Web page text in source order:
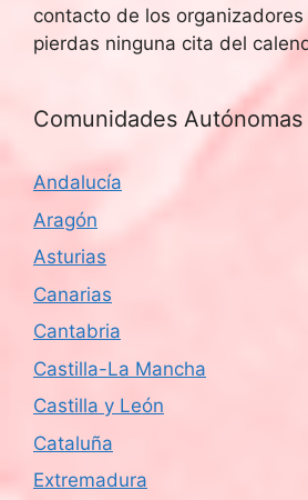
contacto de los
pierdas ninguna cita del
Comunidades Autónomas
Andalucía
Aragón
Asturias
Canarias
Cantabria
Castilla-La Mancha
Castilla y León
Cataluña
Extremadura